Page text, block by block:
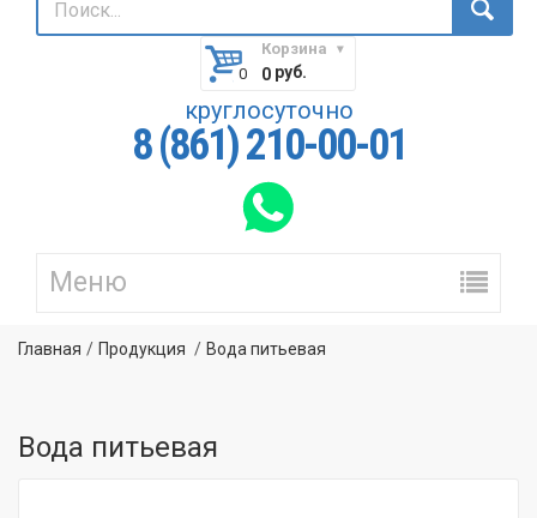
Корзина
0руб.
круглосуточно
8 (861) 210-00-01
Главная Продукция Вода питьевая
Вода питьевая